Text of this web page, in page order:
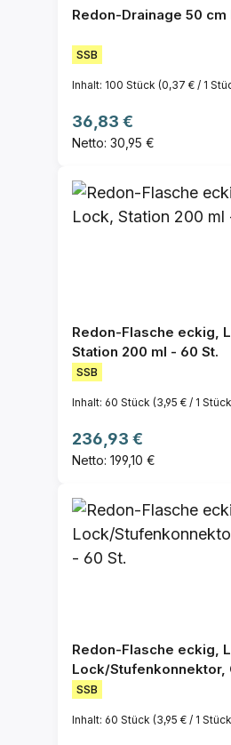
Redon-Drainage 50 cm
SSB
Inhalt: 100 Stück (0,37 € / 1
Regulärer Preis:
36,83 €
Netto: 30,95 €
Redon-Flasche eckig,
Station 200 ml - 60 St.
SSB
Inhalt: 60 Stück (3,95 € / 1
Regulärer Preis:
236,93 €
Netto: 199,10 €
Redon-Flasche eckig,
Lock/Stufenkonnektor,
60 St.
SSB
Inhalt: 60 Stück (3,95 € / 1